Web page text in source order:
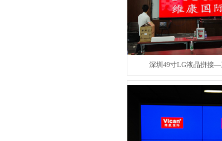
深圳49寸LG液晶拼接—